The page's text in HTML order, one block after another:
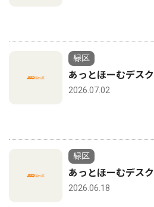
緑区
あっとほーむデスク
2026.07.02
緑区
あっとほーむデスク
2026.06.18